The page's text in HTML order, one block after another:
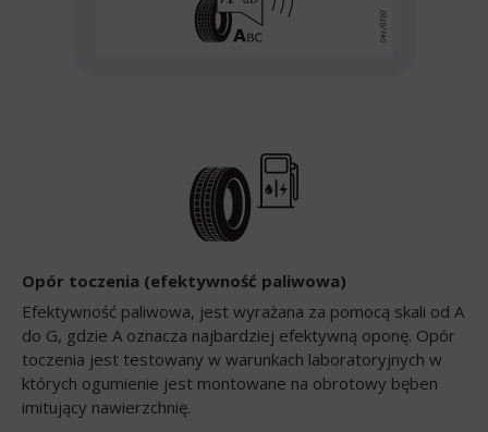
Opór toczenia (efektywność paliwowa)
Efektywność paliwowa, jest wyrażana za pomocą skali od A
do G, gdzie A oznacza najbardziej efektywną oponę. Opór
toczenia jest testowany w warunkach laboratoryjnych w
których ogumienie jest montowane na obrotowy bęben
imitujący nawierzchnię.